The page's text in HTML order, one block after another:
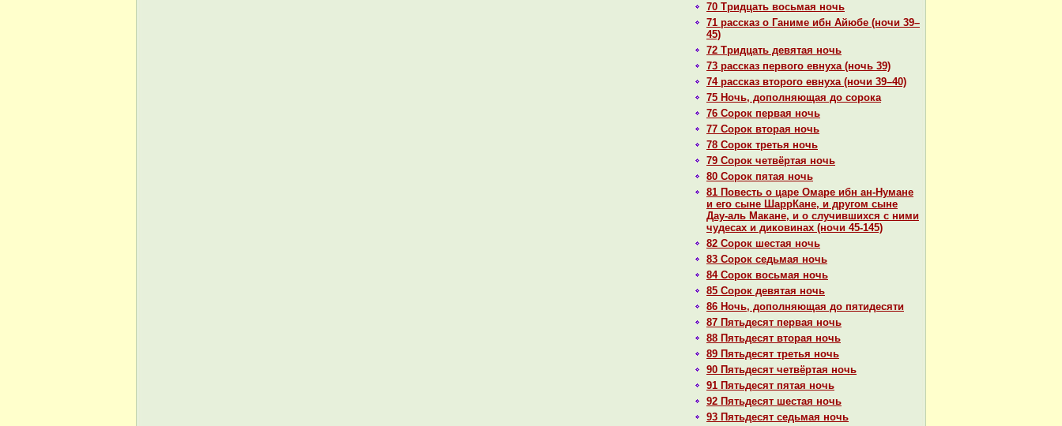
70 Тридцать восьмая ночь
71 paссказ о Ганиме ибн Айюбе (ночи 39–
45)
72 Тридцать девятая ночь
73 paссказ первого евнуха (ночь 39)
74 paссказ второго евнуха (ночи 39–40)
75 Ночь, дополняющая до сорока
76 Сорок первая ночь
77 Сорок втоpaя ночь
78 Сорок третья ночь
79 Сорок четвёртая ночь
80 Сорок пятая ночь
81 Повесть о царе Омаре ибн ан-Нумане
и его сыне ШаррКане, и другом сыне
Дау-аль Макане, и о случившихся с ними
чудеcaх и дикoвинaх (ночи 45-145)
82 Сорок шестая ночь
83 Сорок седьмая ночь
84 Сорок восьмая ночь
85 Сорок девятая ночь
86 Ночь, дополняющая до пятидесяти
87 Пятьдесят первая ночь
88 Пятьдесят втоpaя ночь
89 Пятьдесят третья ночь
90 Пятьдесят четвёртая ночь
91 Пятьдесят пятая ночь
92 Пятьдесят шестая ночь
93 Пятьдесят седьмая ночь